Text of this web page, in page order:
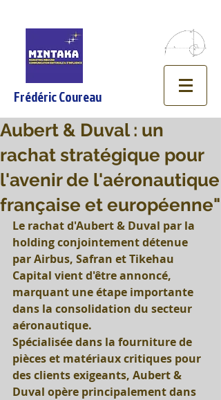
Frédéric Coureau
Aubert & Duval : un
rachat stratégique pour
l'avenir de l'aéronautique
française et européenne"
Le rachat d'Aubert & Duval par la
holding conjointement détenue
par Airbus, Safran et Tikehau
Capital vient d'être annoncé,
marquant une étape importante
dans la consolidation du secteur
aéronautique.
Spécialisée dans la fourniture de
pièces et matériaux critiques pour
des clients exigeants, Aubert &
Duval opère principalement dans